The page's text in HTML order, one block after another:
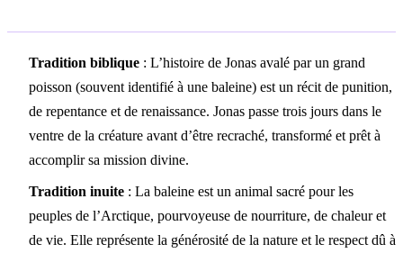
Tradition biblique : L’histoire de Jonas avalé par un grand
poisson (souvent identifié à une baleine) est un récit de punition,
de repentance et de renaissance. Jonas passe trois jours dans le
ventre de la créature avant d’être recraché, transformé et prêt à
accomplir sa mission divine.
Tradition inuite : La baleine est un animal sacré pour les
peuples de l’Arctique, pourvoyeuse de nourriture, de chaleur et
de vie. Elle représente la générosité de la nature et le respect dû à